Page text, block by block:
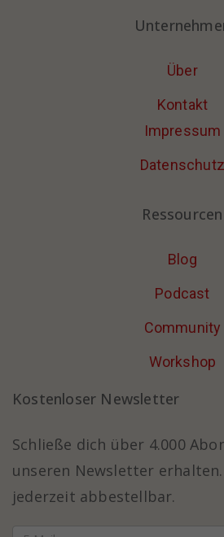
Kostenloser Newsletter
Schließe dich über 4.000
unseren Newsletter
jederzeit abbestellbar.
Über
Kontakt
Impressum
Datenschutz
Ressourcen
Blog
Podcast
Community
Workshop